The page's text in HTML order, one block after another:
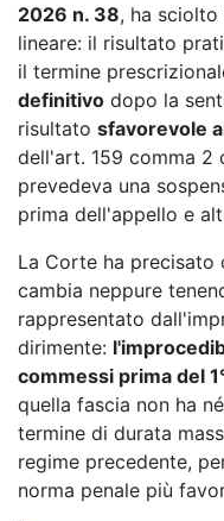
2026 n. 38, ha
lineare: il risultato
il termine
definitivo dopo la
risultato sfavorevole
dell'art. 159 comma 2
prevedeva una
prima dell'appello e
La Corte ha precisato
cambia neppure
rappresentato
dirimente:
commessi prima del
quella fascia non ha
termine di durata
regime precedente,
norma penale più